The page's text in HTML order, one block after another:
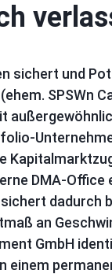
sichert und
SPSWn
DMA-Office
dadurch
an
GmbH
einem